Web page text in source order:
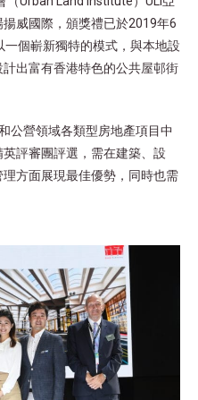
威國際，頒獎禮已於2019年6
個嶄新獨特的模式，與本地設
出富有香港特色的公共屋邨街
公營領域各類型房地產項目中
評審團評選，需在建築、設
方面展現最佳優勢，同時也需